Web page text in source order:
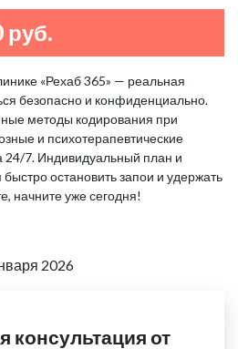
руб.
«Рехаб 365» — реальная
безопасно и конфиденциально.
методы кодирования при
и психотерапевтические
24/7. Индивидуальный план и
остановить запои и удержать
начните уже сегодня!
2026
консультация от